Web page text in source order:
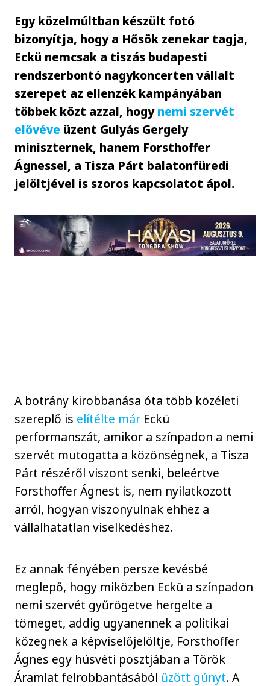
Egy közelmúltban készült fotó
bizonyítja, hogy a Hősök zenekar tagja,
Eckü nemcsak a tiszás budapesti
rendszerbontó nagykoncerten vállalt
szerepet az ellenzék kampányában
többek közt azzal, hogynemi szervét
elővéve üzent Gulyás Gergely
miniszternek, hanem Forsthoffer
Ágnessel, a Tisza Párt balatonfüredi
jelöltjével is szoros kapcsolatot ápol.
A botrány kirobbanása óta több közéleti
szereplő is elítélte már Eckü
performanszát, amikor a színpadon a nemi
szervét mutogatta a közönségnek, a Tisza
Párt részéről viszont senki, beleértve
Forsthoffer Ágnest is, nem nyilatkozott
arról, hogyan viszonyulnak ehhez a
vállalhatatlan viselkedéshez.
Ez annak fényében persze kevésbé
meglepő, hogy miközben Eckü a színpadon
nemi szervét gyűrögetve hergelte a
tömeget, addig ugyanennek a politikai
közegnek a képviselőjelöltje, Forsthoffer
Ágnes egy húsvéti posztjában a Török
Áramlat felrobbantásából űzött gúnyt. A